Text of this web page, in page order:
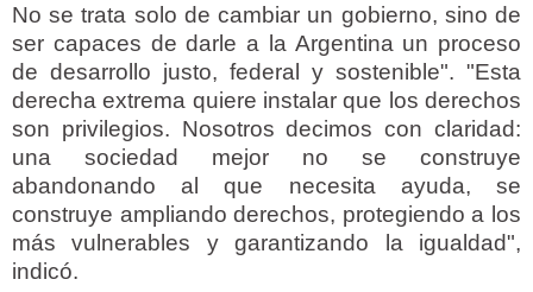
No se trata solo de cambiar un gobierno, sino de
ser capaces de darle a la Argentina un proceso
de desarrollo justo, federal y sostenible". "Esta
derecha extrema quiere instalar que los derechos
son privilegios. Nosotros decimos con claridad:
una sociedad mejor no se construye
abandonando al que necesita ayuda, se
construye ampliando derechos, protegiendo a los
más vulnerables y garantizando la igualdad",
indicó.